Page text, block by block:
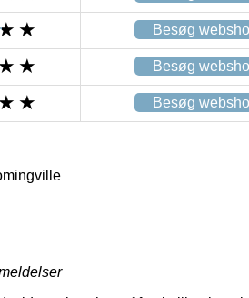
Besøg
Besøg
Besøg